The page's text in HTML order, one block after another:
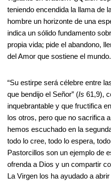
teniendo encendida la llama de
hombre un horizonte de una
indica un sólido fundamento
propia vida; pide el abandono,
del Amor que sostiene el mundo.
“Su estirpe será célebre entre
que bendijo el Señor” (Is 61,9),
inquebrantable y que fructifica
los otros, pero que no sacrifica
hemos escuchado en la
todo lo cree, todo lo espera,
Pastorcillos son un ejemplo de
ofrenda a Dios y un compartir
La Virgen los ha ayudado a